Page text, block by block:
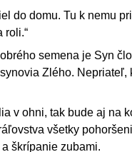
do domu. Tu k nemu
roli.“
semena je Syn
Zlého.
v ohni, tak bude aj na
všetky
škrípanie zubami.